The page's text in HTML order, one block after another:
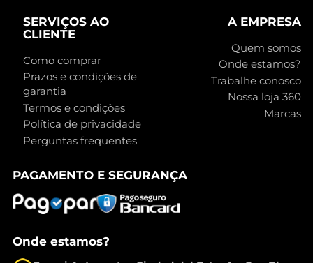
SERVIÇOS AO
CLIENTE
Como comprar
Prazos e condições de
garantia
Termos e condições
Política de privacidade
Perguntas frequentes
A EMPRESA
Quem somos
Onde estamos?
Trabalhe conosco
Nossa loja 360
Marcas
PAGAMENTO E SEGURANÇA
Onde estamos?